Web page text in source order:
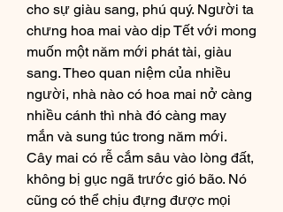
cho sự giàu sang, phú quý. Người ta
chưng hoa mai vào dịp Tết với mong
muốn một năm mới phát tài, giàu
sang. Theo quan niệm của nhiều
người, nhà nào có hoa mai nở càng
nhiều cánh thì nhà đó càng may
mắn và sung túc trong năm mới.
Cây mai có rễ cắm sâu vào lòng đất,
không bị gục ngã trước gió bão. Nó
cũng có thể chịu đựng được mọi